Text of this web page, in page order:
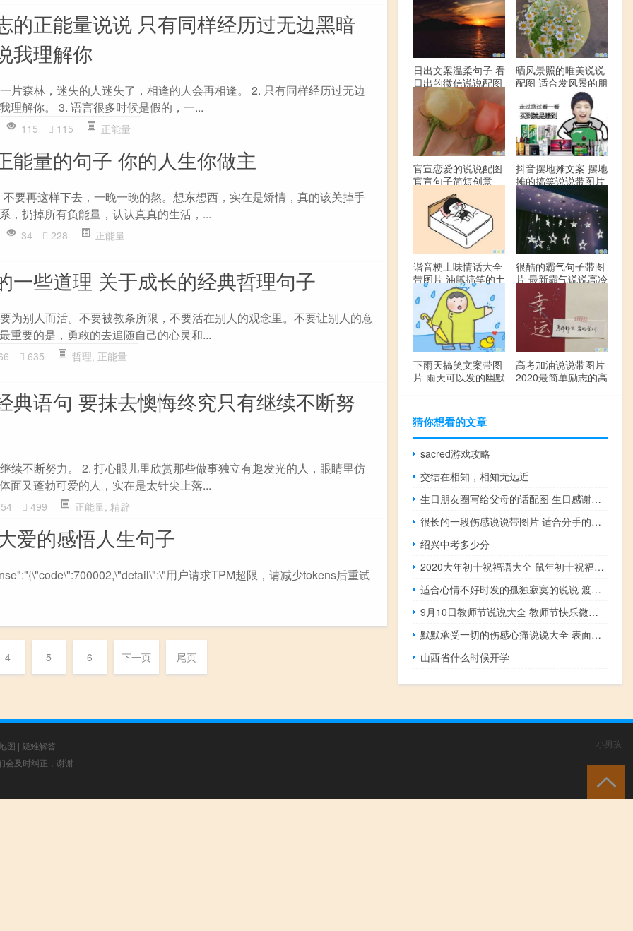
的正能量说说 只有同样经历过无边黑暗
我理解你
片森林，迷失的人迷失了，相逢的人会再相逢。 2. 只有同样经历过无边
理解你。 3. 语言很多时候是假的，一...
115 115 正能量
能量的句子 你的人生你做主
要再这样下去，一晚一晚的熬。想东想西，实在是矫情，真的该关掉手
，扔掉所有负能量，认认真真的生活，...
34 228 正能量
一些道理 关于成长的经典哲理句子
为别人而活。不要被教条所限，不要活在别人的观念里。不要让别人的意
重要的是，勇敢的去追随自己的心灵和...
635 哲理, 正能量
典语句 要抹去懊悔终究只有继续不断努
续不断努力。 2. 打心眼儿里欣赏那些做事独立有趣发光的人，眼睛里仿
面又蓬勃可爱的人，实在是太针尖上落...
54 499 正能量, 精辟
爱的感悟人生句子
用户请求TPM超限，请减少tokens后重试
4 5 6 下一页 尾页
日出文案温柔句子 看
日出的微信说说配图
晒风景照的唯美说说
配图 适合发风景的朋
官宣恋爱的说说配图
官宣句子简短创意
抖音摆地摊文案 摆地
摊的搞笑说说带图片
谐音梗土味情话大全
带图片 油腻搞笑的土
味情话
很酷的霸气句子带图
片 最新霸气说说高冷
下雨天搞笑文案带图
片 雨天可以发的幽默
高考加油说说带图片
2020最简单励志的高
猜你想看的文章
sacred游戏攻略
交结在相知，相知无远近
生日朋友圈写给父母的话配图 生日感谢父母的话经典简短
很长的一段伤感说说带图片 适合分手的男女生发的伤感说说
绍兴中考多少分
2020大年初十祝福语大全 鼠年初十祝福句子
适合心情不好时发的孤独寂寞的说说 渡不过去的是生生世世的思念
9月10日教师节说说大全 教师节快乐微信说说经典2019
默默承受一切的伤感心痛说说大全 表面很坚强内心很受伤的说说
山西省什么时候开学
图 | 疑难解答
会及时纠正，谢谢
小男孩